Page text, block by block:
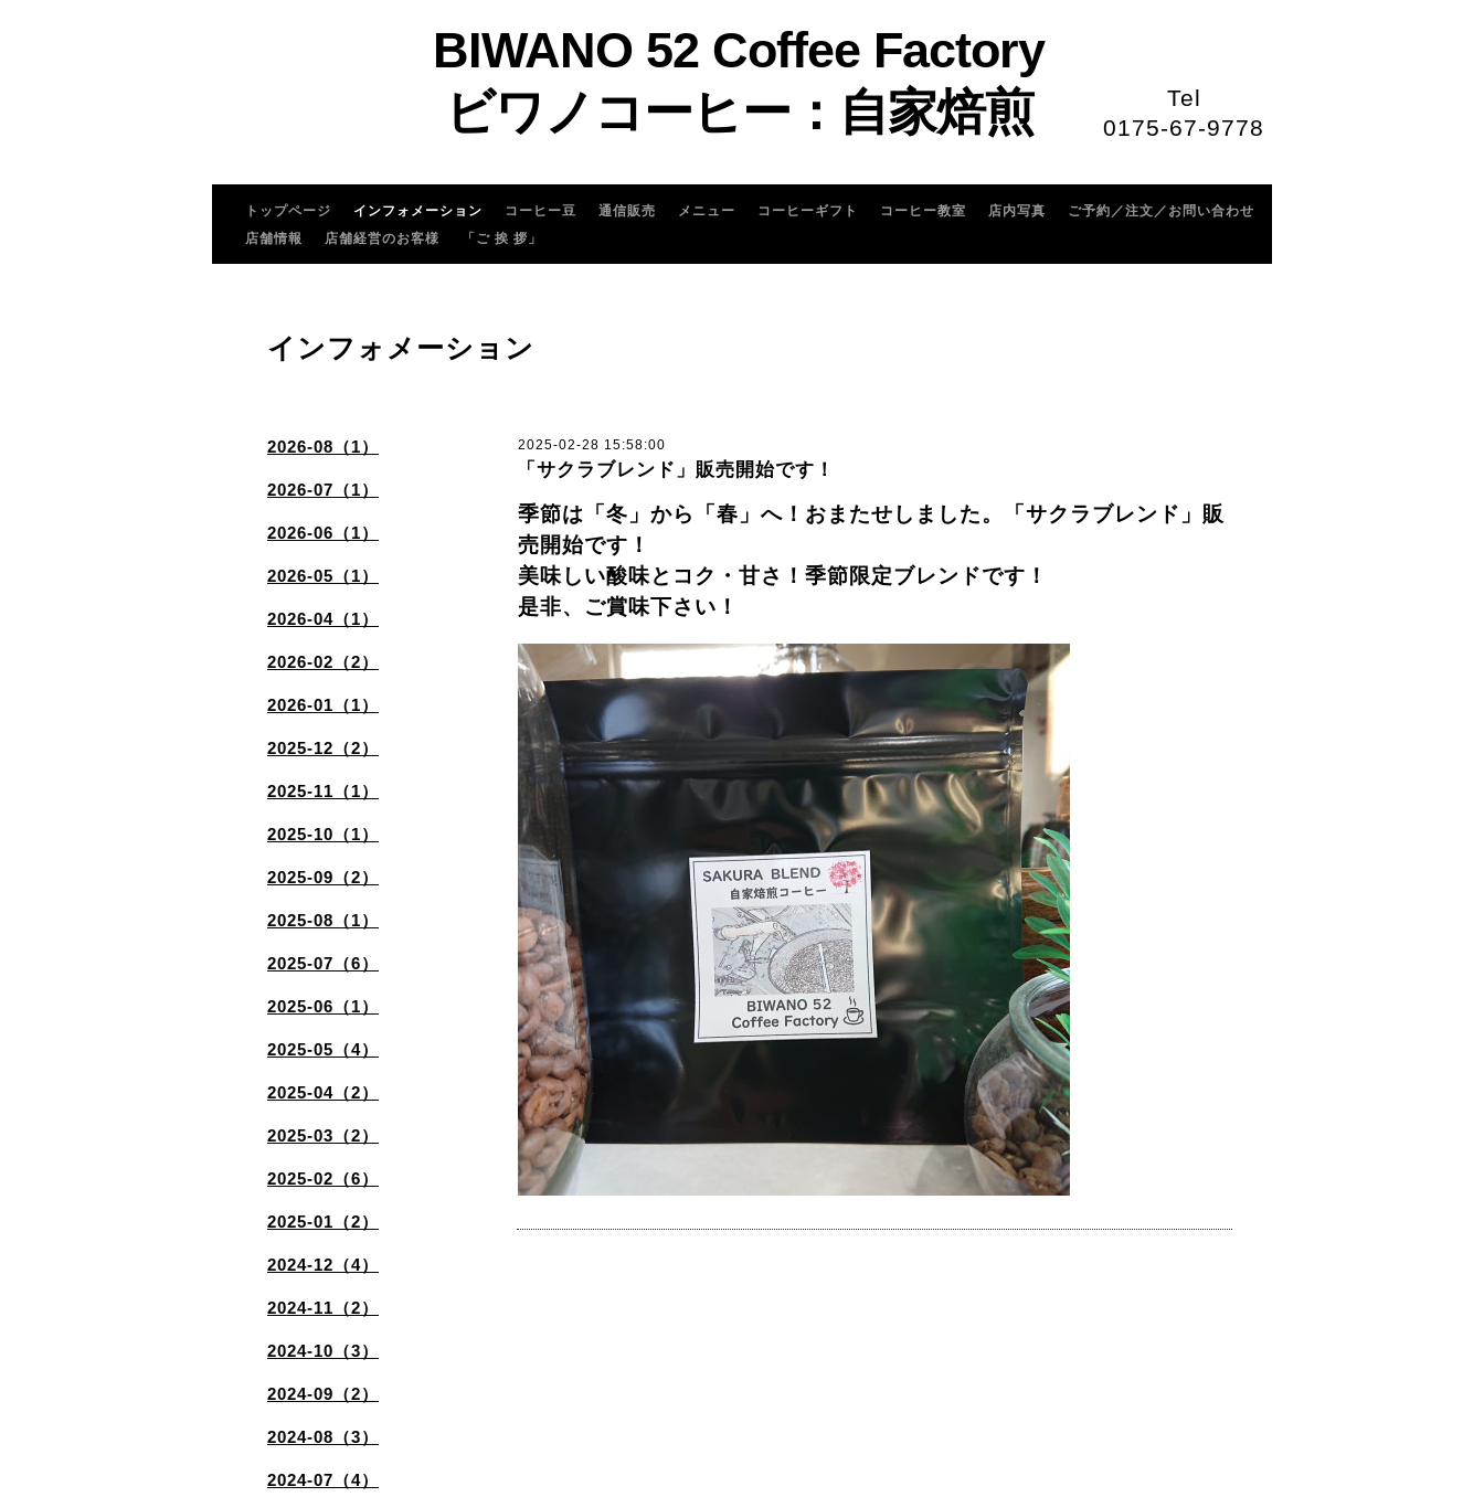
Tel
0175-67-9778
BIWANO 52 Coffee Factory
ビワノコーヒー：自家焙煎
トップページ インフォメーション コーヒー豆 通信販売 メニュー コーヒーギフト コーヒー教室 店内写真
ご予約／注文／お問い合わせ
店舗情報
店舗経営のお客様 「ご 挨 拶」
2026-08（1）
2026-07（1）
2026-06（1）
2026-05（1）
2026-04（1）
2026-02（2）
2026-01（1）
2025-12（2）
2025-11（1）
2025-10（1）
2025-09（2）
2025-08（1）
2025-07（6）
2025-06（1）
2025-05（4）
2025-04（2）
2025-03（2）
2025-02（6）
2025-01（2）
2024-12（4）
2024-11（2）
2024-10（3）
2024-09（2）
2024-08（3）
2024-07（4）
インフォメーション
2025-02-28 15:58:00
「サクラブレンド」販売開始です！
季節は「冬」から「春」へ！おまたせしました。「サクラブレンド」販
売開始です！
美味しい酸味とコク・甘さ！季節限定ブレンドです！
是非、ご賞味下さい！